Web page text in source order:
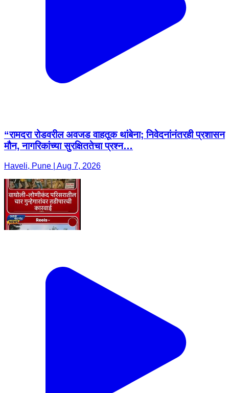
“रामदरा रोडवरील अवजड वाहतूक थांबेना; निवेदनांनंतरही प्रशासन
मौन, नागरिकांच्या सुरक्षिततेचा प्रश्न…
Haveli, Pune | Aug 7, 2026